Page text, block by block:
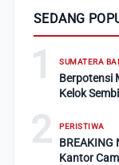
SEDANG
1 SUMATERA
Berpotensi
Kelok
2 PERISTIWA
BREAKING
Kantor